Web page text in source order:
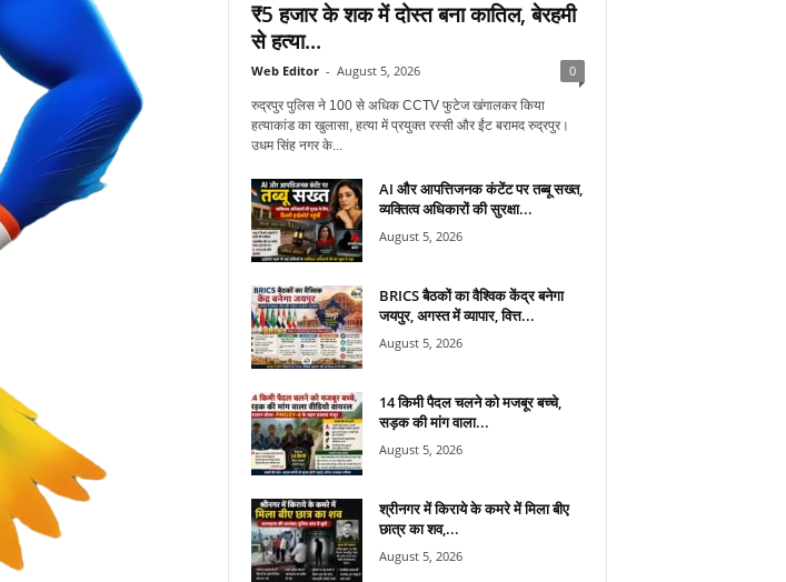
₹5 हजार के शक में दोस्त बना कातिल, बेरहमी
से हत्या...
Web Editor - August 5, 2026 0
रुद्रपुर पुलिस ने 100 से अधिक CCTV फुटेज खंगालकर किया
हत्याकांड का खुलासा, हत्या में प्रयुक्त रस्सी और ईंट बरामद रुद्रपुर।
उधम सिंह नगर के...
AI और आपत्तिजनक कंटेंट पर तब्बू सख्त,
व्यक्तित्व अधिकारों की सुरक्षा...
August 5, 2026
BRICS बैठकों का वैश्विक केंद्र बनेगा
जयपुर, अगस्त में व्यापार, वित्त...
August 5, 2026
14 किमी पैदल चलने को मजबूर बच्चे,
सड़क की मांग वाला...
August 5, 2026
श्रीनगर में किराये के कमरे में मिला बीए
छात्र का शव,...
August 5, 2026